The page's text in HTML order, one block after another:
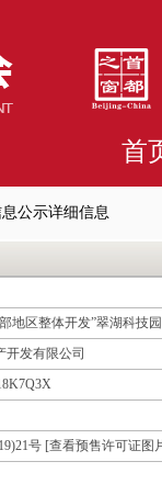
首
公示详细信息
地区整体开发”翠湖科技
开发有限公司
号 [查看预售许可证图